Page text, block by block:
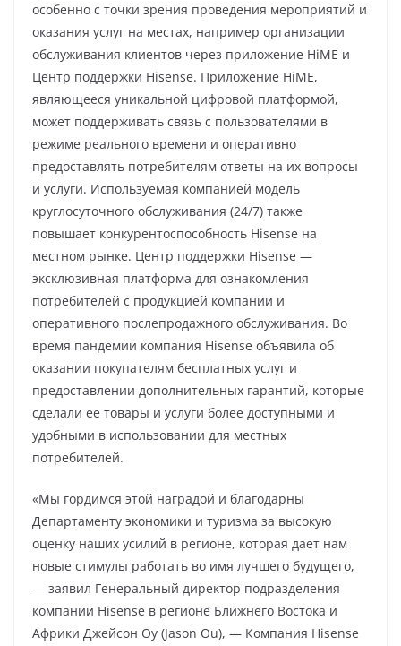
особенно с точки зрения проведения мероприятий и
оказания услуг на местах, например организации
обслуживания клиентов через приложение HiME и
Центр поддержки Hisense. Приложение HiME,
являющееся уникальной цифровой платформой,
может поддерживать связь с пользователями в
режиме реального времени и оперативно
предоставлять потребителям ответы на их вопросы
и услуги. Используемая компанией модель
круглосуточного обслуживания (24/7) также
повышает конкурентоспособность Hisense на
местном рынке. Центр поддержки Hisense —
эксклюзивная платформа для ознакомления
потребителей с продукцией компании и
оперативного послепродажного обслуживания. Во
время пандемии компания Hisense объявила об
оказании покупателям бесплатных услуг и
предоставлении дополнительных гарантий, которые
сделали ее товары и услуги более доступными и
удобными в использовании для местных
потребителей.
«Мы гордимся этой наградой и благодарны
Департаменту экономики и туризма за высокую
оценку наших усилий в регионе, которая дает нам
новые стимулы работать во имя лучшего будущего,
— заявил Генеральный директор подразделения
компании Hisense в регионе Ближнего Востока и
Африки Джейсон Оу (Jason Ou), — Компания Hisense